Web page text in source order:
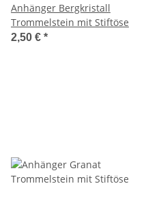
Anhänger Bergkristall
Trommelstein mit Stiftöse
2,50 € *